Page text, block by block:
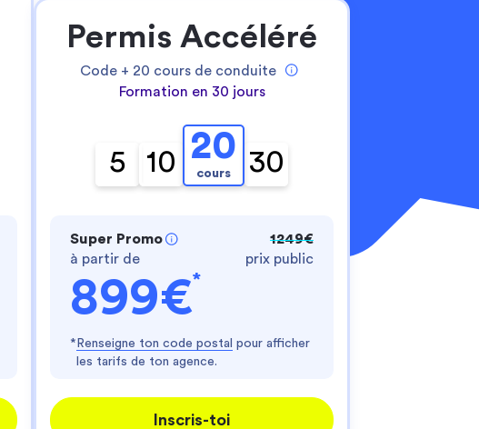
: Personnalisez vos Options
et de gérer vos paramètres de confidentialité, en
Permis Accéléré
Code + 20 cours de conduite
Formation en 30 jours
5 10 20
cours 30
Super Promo
à partir de
899€*
1249€
prix public
* Renseigne ton code postal pour afficher
les tarifs de ton agence.
Inscris-toi